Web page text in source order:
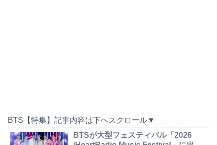
BTS【特集】記事内容は下へスクロール▼
BTSが大型フェスティバル「2026